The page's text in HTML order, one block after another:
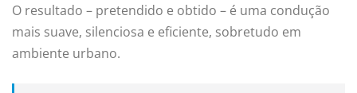
O resultado – pretendido e obtido – é uma condução
mais suave, silenciosa e eficiente, sobretudo em
ambiente urbano.